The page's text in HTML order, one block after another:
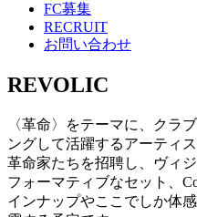
FC募集
RECRUIT
お問い合わせ
REVOLIC
〈革命〉をテーマに、クラ
ングして活躍するアーティ
革命家たちを招聘し、ヴィ
フォーマティブなセット、
インナップやここでしか体